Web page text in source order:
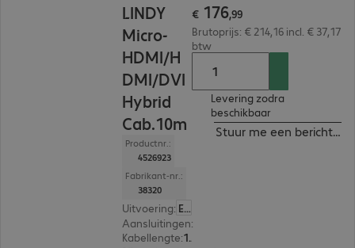
LINDY
Micro-
HDMI/H
DMI/DVI
Hybrid
Cab.10m
Productnr.:
4526923
Fabrikant-nr.:
38320
Uitvoering: Europa
Aansluitingen:
Kabellengte: 10 m
€ 176,99
Brutoprijs: € 214,16 incl. € 37,17
btw
Levering zodra
beschikbaar
Stuur me een bericht